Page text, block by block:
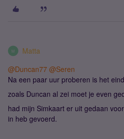
M Matta
@Duncan77 @Seren
Na een paar uur proberen is het
zoals Duncan al zei moet je even
had mijn Simkaart er uit gedaan
in heb gevoerd.